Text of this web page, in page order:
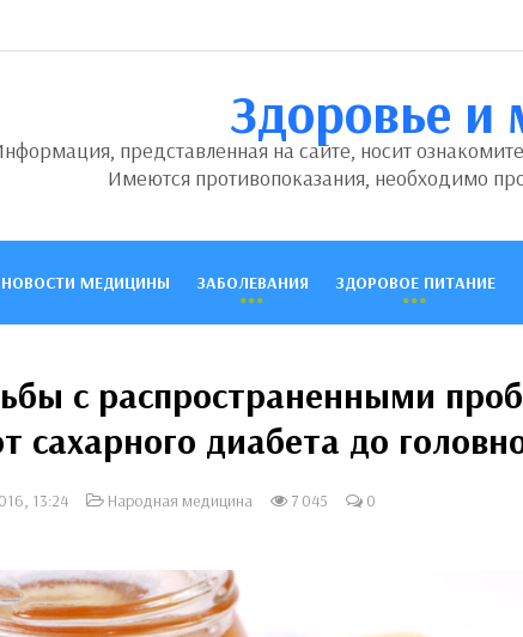
Здоровье и
представленная на сайте, носит
Имеются противопоказания, необходимо
НОВОСТИ МЕДИЦИНЫ ЗАБОЛЕВАНИЯ ЗДОРОВОЕ ПИТАНИЕ
с распространенными
сахарного диабета до
13:24 Народная медицина 7 045 0